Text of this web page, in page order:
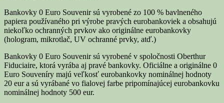
Bankovky 0 Euro Souvenir sú vyrobené zo 100 % bavlneného
papiera používaného pri výrobe pravých eurobankoviek a obsahujú
niekoľko ochranných prvkov ako originálne eurobankovky
(hologram, mikrotlač, UV ochranné prvky, atď.)
Bankovky 0 Euro Souvenir sú vyrobené v spoločnosti Oberthur
Fiduciaire, ktorá vyrába aj pravé bankovky. Oficiálne a originálne 0
Euro Souveníry majú veľkosť eurobankovky nominálnej hodnoty
20 eur a sú vyrábané vo fialovej farbe pripomínajúcej eurobankovku
nominálnej hodnoty 500 eur.